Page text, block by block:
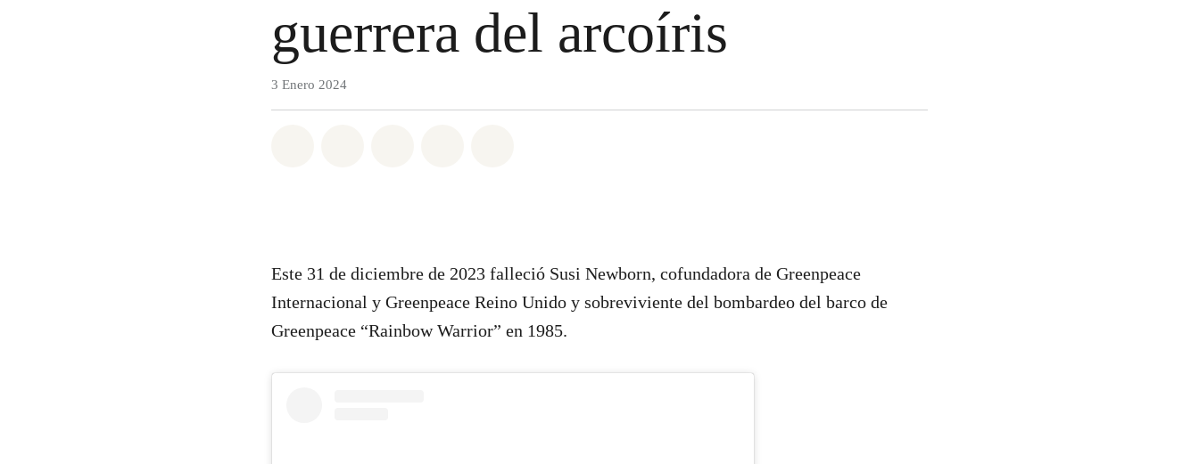
guerrera del arcoíris
3 Enero 2024
Este 31 de diciembre de 2023 falleció Susi Newborn, cofundadora de Greenpeace
Internacional y Greenpeace Reino Unido y sobreviviente del bombardeo del barco de
Greenpeace “Rainbow Warrior” en 1985.